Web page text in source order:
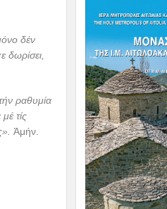
δέν
δωρίσει,
ραθυμία
τίς
Ἀμήν.